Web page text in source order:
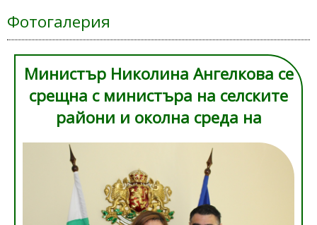
Фотогалерия
Министър Николина Ангелкова се
срещна с министъра на селските
райони и околна среда на
Република Кипър Никос Куялис
111.jpg